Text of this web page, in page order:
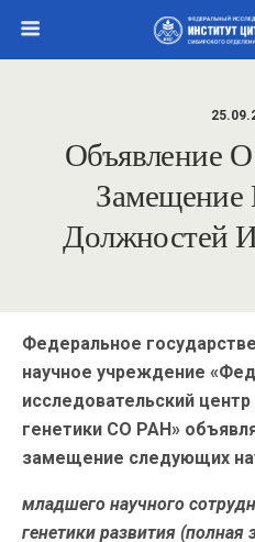
Объявление
Замещение
Должностей
Федеральное
научное учреждение
исследовательский
генетики СО РАН»
замещение следующих
младшего научного
генетики развития (полная